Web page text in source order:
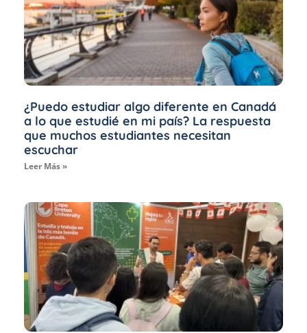
¿Puedo estudiar algo diferente en Canadá
a lo que estudié en mi país? La respuesta
que muchos estudiantes necesitan
escuchar
Leer Más »